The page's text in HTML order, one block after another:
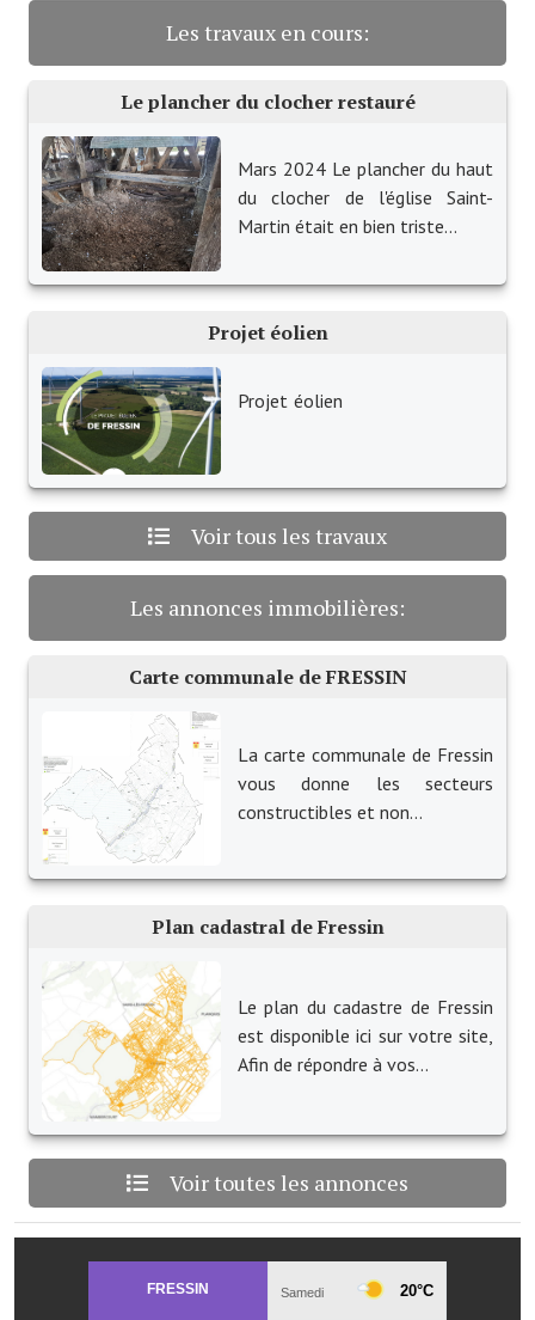
Les sculptures du village
Une église dans l'église
Fressin, cité verte et tourisme sportif
Le sentier de la Planquette
Fressin, lauréat village fleuri
Le sentier de découverte du village
Les foulées Fressinoises
Le parcours cyclo le soleil de satan
Acteurs du tourisme
Les étangs de Fressin
O' jardin paisible
L'office du tourisme
La chèvrerie de la Planquette
Les travaux en cours:
Le plancher du clocher restauré
Mars 2024 Le plancher du haut
du clocher de l'église Saint-
Martin était en bien triste...
Projet éolien
Projet éolien
Voir tous les travaux
Les annonces immobilières:
Carte communale de FRESSIN
La carte communale de Fressin
vous donne les secteurs
constructibles et non...
Plan cadastral de Fressin
Le plan du cadastre de Fressin
est disponible ici sur votre site,
Afin de répondre à vos...
Voir toutes les annonces